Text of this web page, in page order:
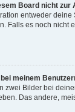
Board nicht zur
entweder
Falls es noch nicht
meinem
zwei Bilder bei
Das andere,